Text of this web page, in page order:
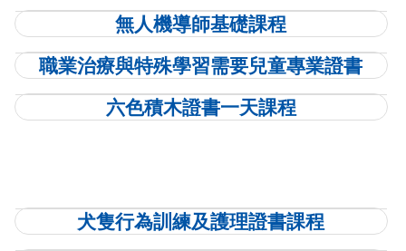
無人機導師基礎課程
職業治療與特殊學習需要兒童專業證書
六色積木證書一天課程
⽝隻⾏為訓練及護理證書課程